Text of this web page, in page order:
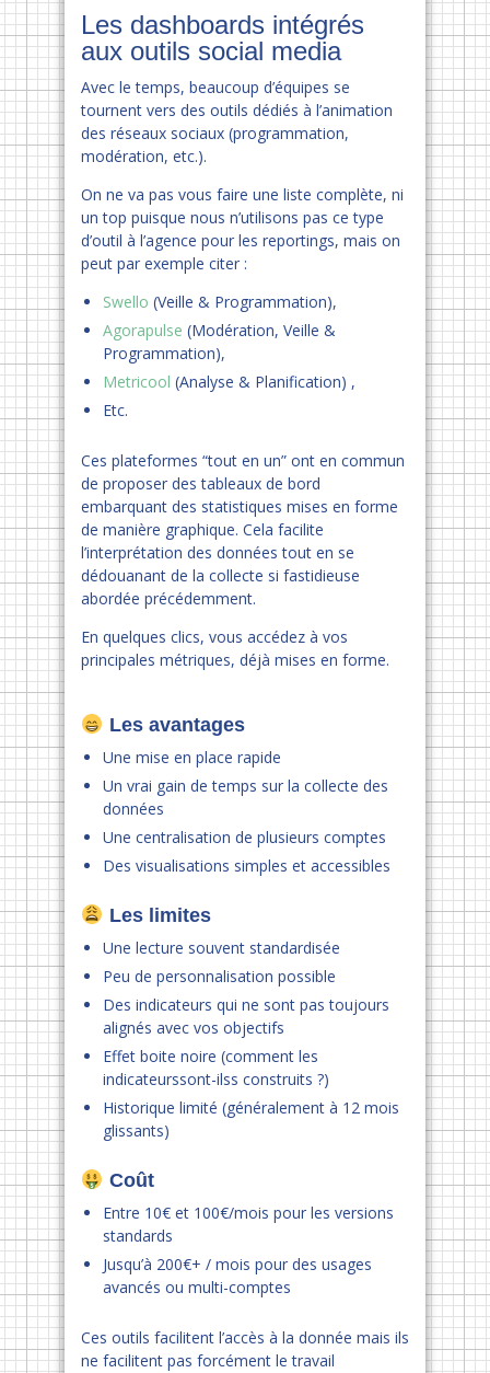
Les dashboards intégrés
aux outils social media
Avec le temps, beaucoup d’équipes se
tournent vers des outils dédiés à l’animation
des réseaux sociaux (programmation,
modération, etc.).
On ne va pas vous faire une liste complète, ni
un top puisque nous n’utilisons pas ce type
d’outil à l’agence pour les reportings, mais on
peut par exemple citer :
Swello (Veille & Programmation),
Agorapulse (Modération, Veille &
Programmation),
Metricool (Analyse & Planification) ,
Etc.
Ces plateformes “tout en un” ont en commun
de proposer des tableaux de bord
embarquant des statistiques mises en forme
de manière graphique. Cela facilite
l’interprétation des données tout en se
dédouanant de la collecte si fastidieuse
abordée précédemment.
En quelques clics, vous accédez à vos
principales métriques, déjà mises en forme.
Les avantages
Une mise en place rapide
Un vrai gain de temps sur la collecte des
données
Une centralisation de plusieurs comptes
Des visualisations simples et accessibles
Les limites
Une lecture souvent standardisée
Peu de personnalisation possible
Des indicateurs qui ne sont pas toujours
alignés avec vos objectifs
Effet boite noire (comment les
indicateurssont-ilss construits ?)
Historique limité (généralement à 12 mois
glissants)
Coût
Entre 10€ et 100€/mois pour les versions
standards
Jusqu’à 200€+ / mois pour des usages
avancés ou multi-comptes
Ces outils facilitent l’accès à la donnée mais ils
ne facilitent pas forcément le travail